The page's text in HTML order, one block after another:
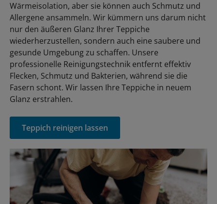
Wärmeisolation, aber sie können auch Schmutz und
Allergene ansammeln. Wir kümmern uns darum nicht
nur den äußeren Glanz Ihrer Teppiche
wiederherzustellen, sondern auch eine saubere und
gesunde Umgebung zu schaffen. Unsere
professionelle Reinigungstechnik entfernt effektiv
Flecken, Schmutz und Bakterien, während sie die
Fasern schont. Wir lassen Ihre Teppiche in neuem
Glanz erstrahlen.
Teppich reinigen lassen